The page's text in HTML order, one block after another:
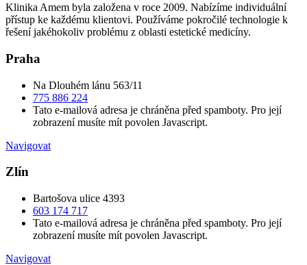
Klinika Amem byla založena v roce 2009. Nabízíme individuální
přístup ke každému klientovi. Používáme pokročilé technologie k
řešení jakéhokoliv problému z oblasti estetické medicíny.
Praha
Na Dlouhém lánu 563/11
775 886 224
Tato e-mailová adresa je chráněna před spamboty. Pro její
zobrazení musíte mít povolen Javascript.
Navigovat
Zlín
Bartošova ulice 4393
603 174 717
Tato e-mailová adresa je chráněna před spamboty. Pro její
zobrazení musíte mít povolen Javascript.
Navigovat